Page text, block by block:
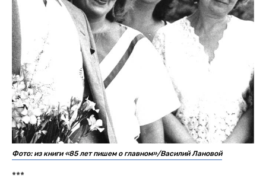
Фото: из книги «85 лет пишем о главном»/Василий Лановой
***